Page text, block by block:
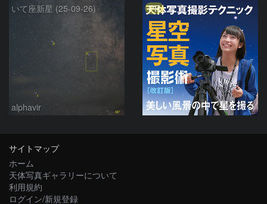
いて座新星 (25-09-26)
alphavir
PR
サイトマップ
ホーム
天体写真ギャラリーについて
利用規約
ログイン/新規登録